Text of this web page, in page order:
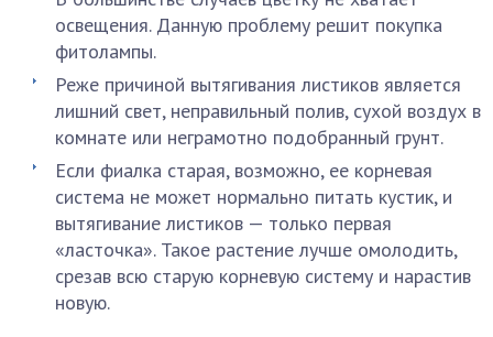
освещения. Данную проблему решит покупка
фитолампы.
Реже причиной вытягивания листиков является
лишний свет, неправильный полив, сухой воздух в
комнате или неграмотно подобранный грунт.
Если фиалка старая, возможно, ее корневая
система не может нормально питать кустик, и
вытягивание листиков — только первая
«ласточка». Такое растение лучше омолодить,
срезав всю старую корневую систему и нарастив
новую.